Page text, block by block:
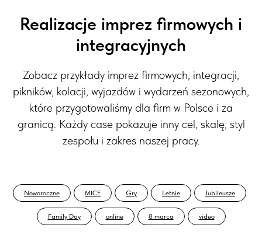
Realizacje imprez firmowych i
integracyjnych
Zobacz przykłady imprez firmowych, integracji,
pikników, kolacji, wyjazdów i wydarzeń sezonowych,
które przygotowaliśmy dla firm w Polsce i za
granicą. Każdy case pokazuje inny cel, skalę, styl
zespołu i zakres naszej pracy.
Noworoczne MICE Gry Letnie Jubileusze
Family Day online 8 marca video